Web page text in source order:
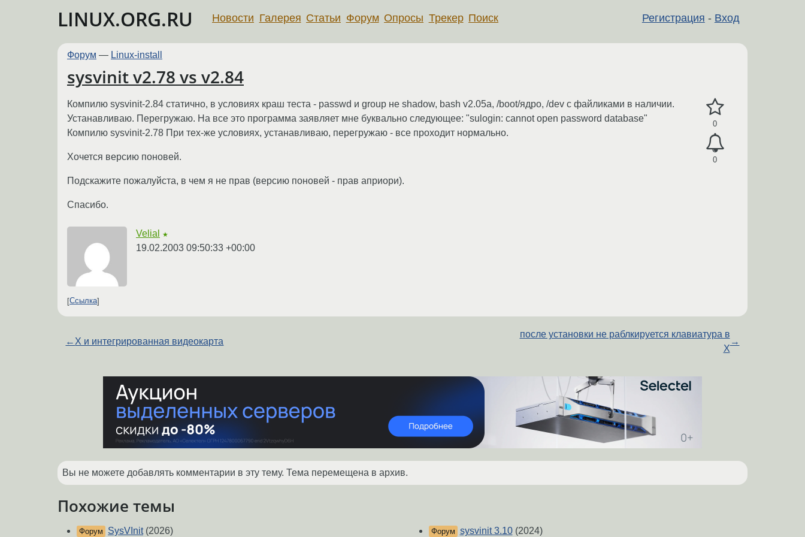
LINUX.ORG.RU Регистрация - Вход
Новости Галерея Статьи Форум Опросы Трекер Поиск
Форум — Linux-install
sysvinit v2.78 vs v2.84
0
0
Компилю sysvinit-2.84 статично, в условиях краш теста - passwd и group не shadow, bash v2.05a, /boot/ядро, /dev с файликами в наличии.
Устанавливаю. Перегружаю. На все это программа заявляет мне буквально следующее: "sulogin: cannot open password database"
Компилю sysvinit-2.78 При тех-же условиях, устанавливаю, перегружаю - все проходит нормально.
Хочется версию поновей.
Подскажите пожалуйста, в чем я не прав (версию поновей - прав априори).
Спасибо.
Velial ★
19.02.2003 09:50:33 +00:00
Ссылка
← Х и интегрированная видеокарта
после установки не раблкируется клавиатура в
Х
→
Вы не можете добавлять комментарии в эту тему. Тема перемещена в архив.
Похожие темы
Форум SysVInit(2026) Форум sysvinit 3.10(2024)